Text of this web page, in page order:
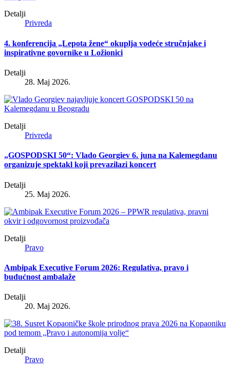
Detalji
Privreda
4. konferencija „Lepota žene“ okuplja vodeće stručnjake i
inspirativne govornike u Ložionici
Detalji
28. Maj 2026.
Detalji
Privreda
„GOSPODSKI 50“: Vlado Georgiev 6. juna na Kalemegdanu
organizuje spektakl koji prevazilazi koncert
Detalji
25. Maj 2026.
Detalji
Pravo
Ambipak Executive Forum 2026: Regulativa, pravo i
budućnost ambalaže
Detalji
20. Maj 2026.
Detalji
Pravo